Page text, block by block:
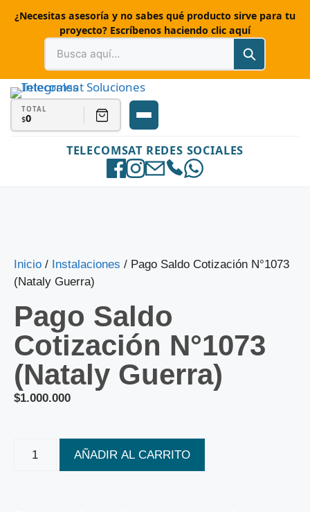
¿Necesitas asesoría y no sabes qué producto sirve para tu
proyecto? Escríbenos haciendo clic aquí
TELECOMSAT REDES SOCIALES
TOTAL
$0
Inicio / Instalaciones / Pago Saldo Cotización N°1073
(Nataly Guerra)
Pago Saldo
Cotización N°1073
(Nataly Guerra)
$1.000.000
AÑADIR AL CARRITO